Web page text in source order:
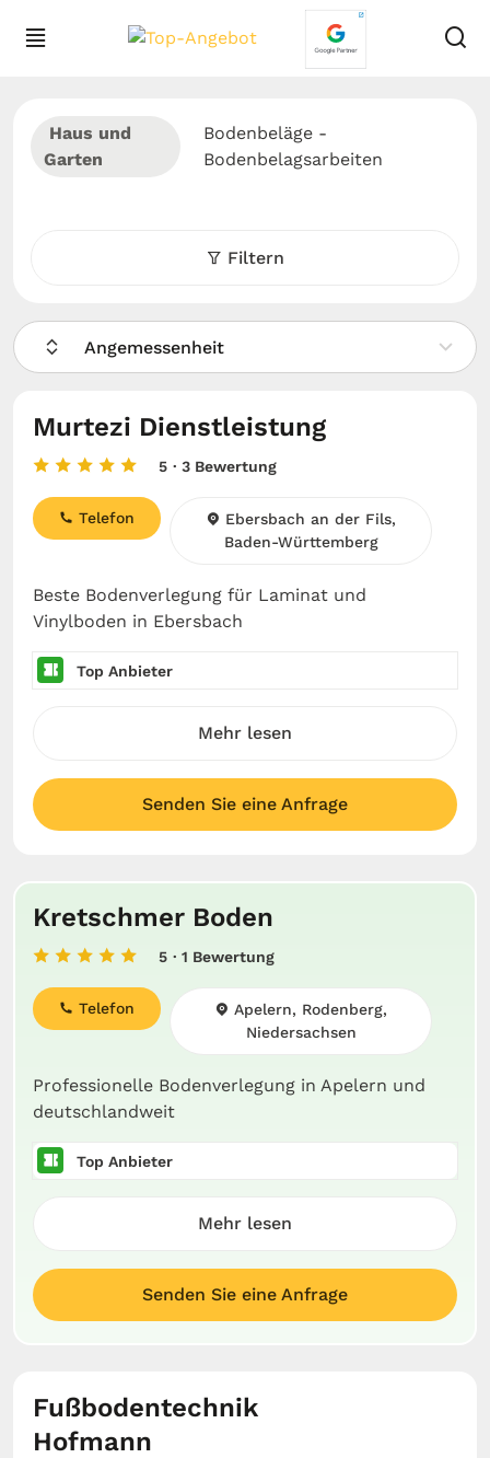
Haus und
Garten
Bodenbeläge -
Bodenbelagsarbeiten
Filtern
Angemessenheit
Murtezi Dienstleistung
5 · 3 Bewertung
Beste Bodenverlegung für Laminat und
Vinylboden in Ebersbach
Telefon
Ebersbach an der Fils,
Baden-Württemberg
Top Anbieter
Mehr lesen
Senden Sie eine Anfrage
Kretschmer Boden
5 · 1 Bewertung
Professionelle Bodenverlegung in Apelern und
deutschlandweit
Telefon
Apelern, Rodenberg,
Niedersachsen
Top Anbieter
Mehr lesen
Senden Sie eine Anfrage
Fußbodentechnik
Hofmann